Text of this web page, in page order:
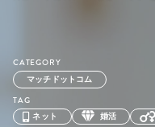
CATEGORY
マッチドットコム
TAG
ネット 婚活